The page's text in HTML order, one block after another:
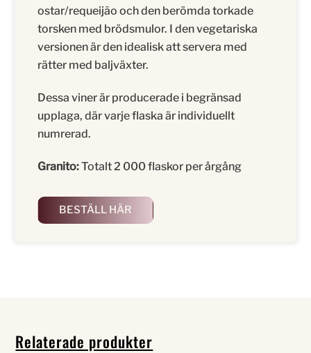
ostar/requeijão och den berömda torkade
torsken med brödsmulor. I den vegetariska
versionen är den idealisk att servera med
rätter med baljväxter.
Dessa viner är producerade i begränsad
upplaga, där varje flaska är individuellt
numrerad.
Granito:Totalt 2 000 flaskor per årgång
BESTÄLL HÄR
Relaterade produkter